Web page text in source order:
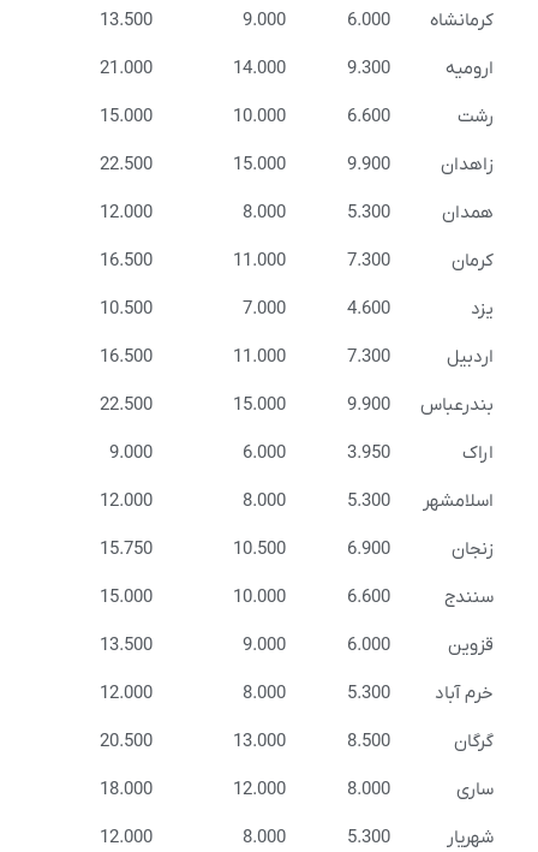
کرمانشاه 6.000
9.000
13.500
ارومیه
9.300
14.000
21.000
رشت
6.600
10.000
15.000
زاهدان
9.900
15.000
22.500
همدان
5.300
8.000
12.000
کرمان
7.300
11.000
16.500
یزد
4.600
7.000
10.500
اردبیل
7.300
11.000
16.500
بندرعباس
9.900
15.000
22.500
اراک
3.950
6.000
9.000
اسلامشهر
5.300
8.000
12.000
زنجان
6.900
10.500
15.750
سنندج
6.600
10.000
15.000
قزوین
6.000
9.000
13.500
خرم آباد
5.300
8.000
12.000
گرگان
8.500
13.000
20.500
ساری
8.000
12.000
18.000
شهریار
5.300
8.000
12.000